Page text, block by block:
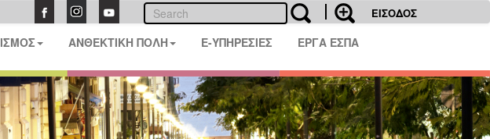
ΕΙΣΟΔΟΣ
ΑΝΘΕΚΤΙΚΗ ΠΟΛΗ E-ΥΠΗΡΕΣΙΕΣ ΕΡΓΑ ΕΣΠΑ